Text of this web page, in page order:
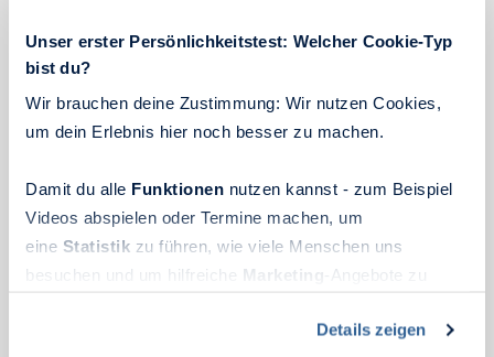
Unser erster Persönlichkeitstest: Welcher Cookie-Typ
bist du?
Wir brauchen deine Zustimmung: Wir nutzen Cookies,
um dein Erlebnis hier noch besser zu machen.
Damit du alle Funktionen nutzen kannst - zum Beispiel
Videos abspielen oder Termine machen, um
eine Statistik zu führen, wie viele Menschen uns
besuchen und um hilfreiche Marketing -Angebote zu
Du kannst deine Einwilligung jederzeit widerrufen oder
Details zeigen
Ein Tag bei uns